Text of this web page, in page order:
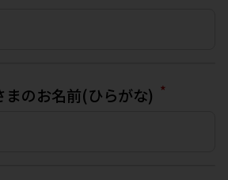
まのお名前(ひらがな) *